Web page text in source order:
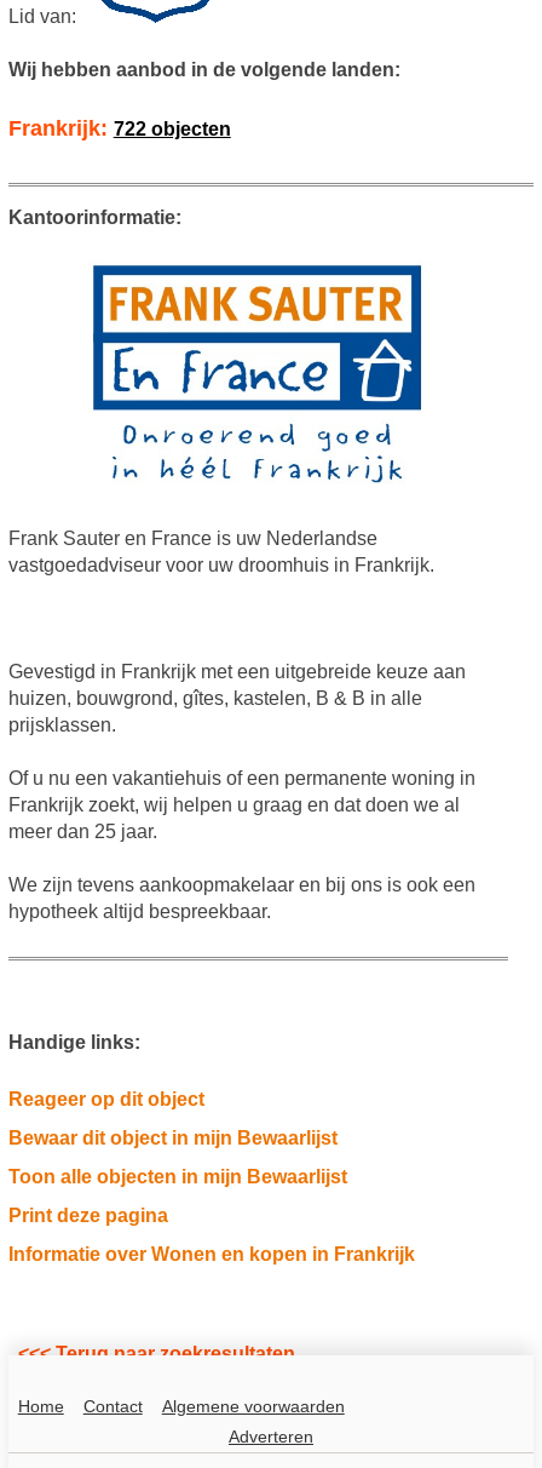
Lid van:
Wij hebben aanbod in de volgende landen:
Frankrijk: 722 objecten
Kantoorinformatie:
Frank Sauter en France is uw Nederlandse
vastgoedadviseur voor uw droomhuis in Frankrijk.
Gevestigd in Frankrijk met een uitgebreide keuze aan
huizen, bouwgrond, gîtes, kastelen, B & B in alle
prijsklassen.
Of u nu een vakantiehuis of een permanente woning in
Frankrijk zoekt, wij helpen u graag en dat doen we al
meer dan 25 jaar.
We zijn tevens aankoopmakelaar en bij ons is ook een
hypotheek altijd bespreekbaar.
Handige links:
Reageer op dit object
Bewaar dit object in mijn Bewaarlijst
Toon alle objecten in mijn Bewaarlijst
Print deze pagina
Informatie over Wonen en kopen in Frankrijk
<<< Terug naar zoekresultaten
Home Contact
Algemene voorwaarden
Adverteren